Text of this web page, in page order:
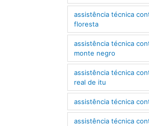
assistência técnica
floresta
assistência técnica
monte negro
assistência técnica
real de itu
assistência técnica
assistência técnica